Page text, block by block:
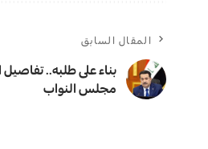
المقال السابق
بناء على طلبه.. تفاصيل
مجلس النواب